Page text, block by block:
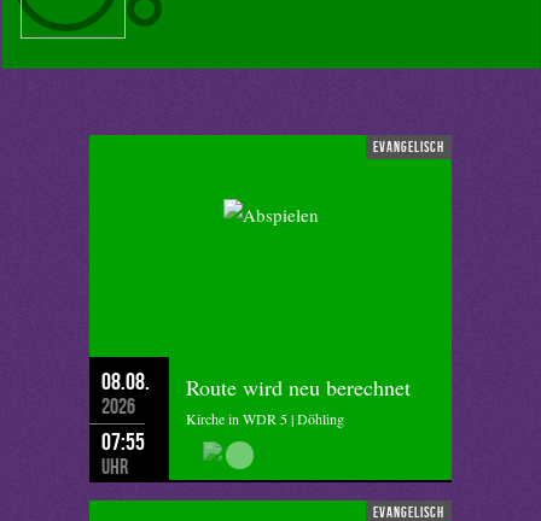
evangelisch
08.08.
2026
07:55
Uhr
Route wird neu berechnet
Kirche in WDR 5 | Döhling
evangelisch